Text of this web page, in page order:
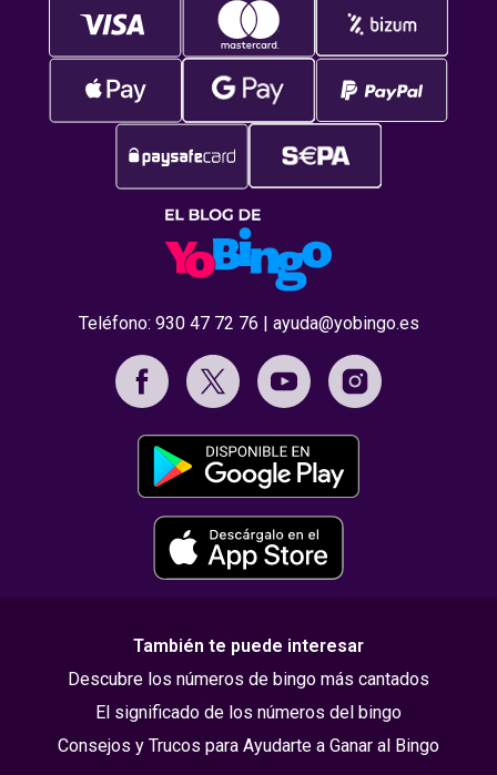
Teléfono: 930 47 72 76 | ayuda@yobingo.es
También te puede interesar
Descubre los números de bingo más cantados
El significado de los números del bingo
Consejos y Trucos para Ayudarte a Ganar al Bingo